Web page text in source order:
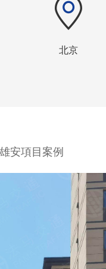
北京
安項目案例